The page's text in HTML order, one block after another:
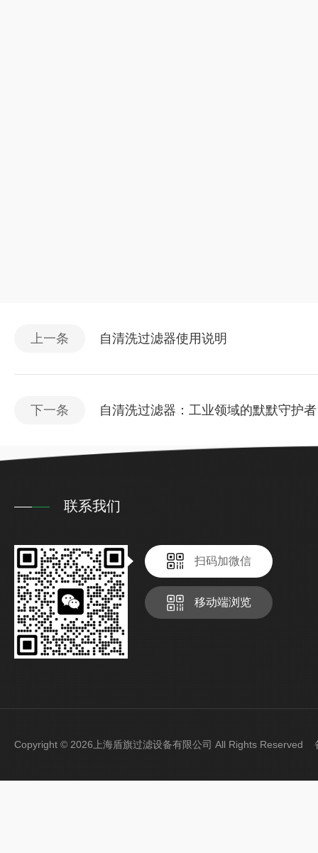
上一条 自清洗过滤器使用说明
下一条 自清洗过滤器：工业领域的默默守护者
联系我们
扫码加微信
移动端浏览
Copyright © 2026上海盾旗过滤设备有限公司 All Rights Reserved